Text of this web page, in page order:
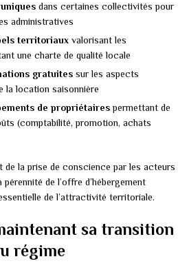
dans certaines collectivités pour
administratives
territoriaux valorisant les
une charte de qualité locale
gratuites sur les aspects
la location saisonnière
de propriétairespermettant de
(comptabilité, promotion, achats
de la prise de conscience par les acteurs
de l’offre d’hébergement
de l’attractivité territoriale.
sa transition
régime